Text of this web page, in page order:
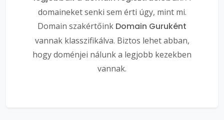
domaineket senki sem érti úgy, mint mi.
Domain szakértőink Domain Guruként
vannak klasszifikálva. Biztos lehet abban,
hogy doménjei nálunk a legjobb kezekben
vannak.